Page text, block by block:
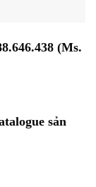
(Ms.
sản